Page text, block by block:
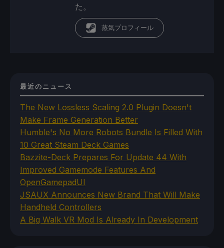
た。
蒸気プロフィール
最近のニュース
The New Lossless Scaling 2.0 Plugin Doesn't
Make Frame Generation Better
Humble's No More Robots Bundle Is Filled With
10 Great Steam Deck Games
Bazzite-Deck Prepares For Update 44 With
Improved Gamemode Features And
OpenGamepadUI
JSAUX Announces New Brand That Will Make
Handheld Controllers
A Big Walk VR Mod Is Already In Development